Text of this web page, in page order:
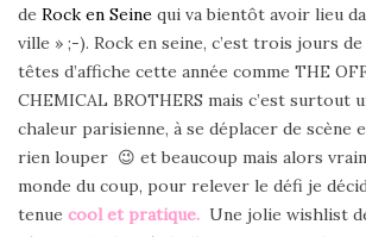
de Rock en Seine qui va bientôt avoir lieu
ville » ;-). Rock en seine, c’est trois jours
têtes d’affiche cette année comme THE
CHEMICAL BROTHERS mais c’est surtout
chaleur parisienne, à se déplacer de scène
rien louper 😉 et beaucoup mais alors
monde du coup, pour relever le défi je
tenue cool et pratique. Une jolie wishlist